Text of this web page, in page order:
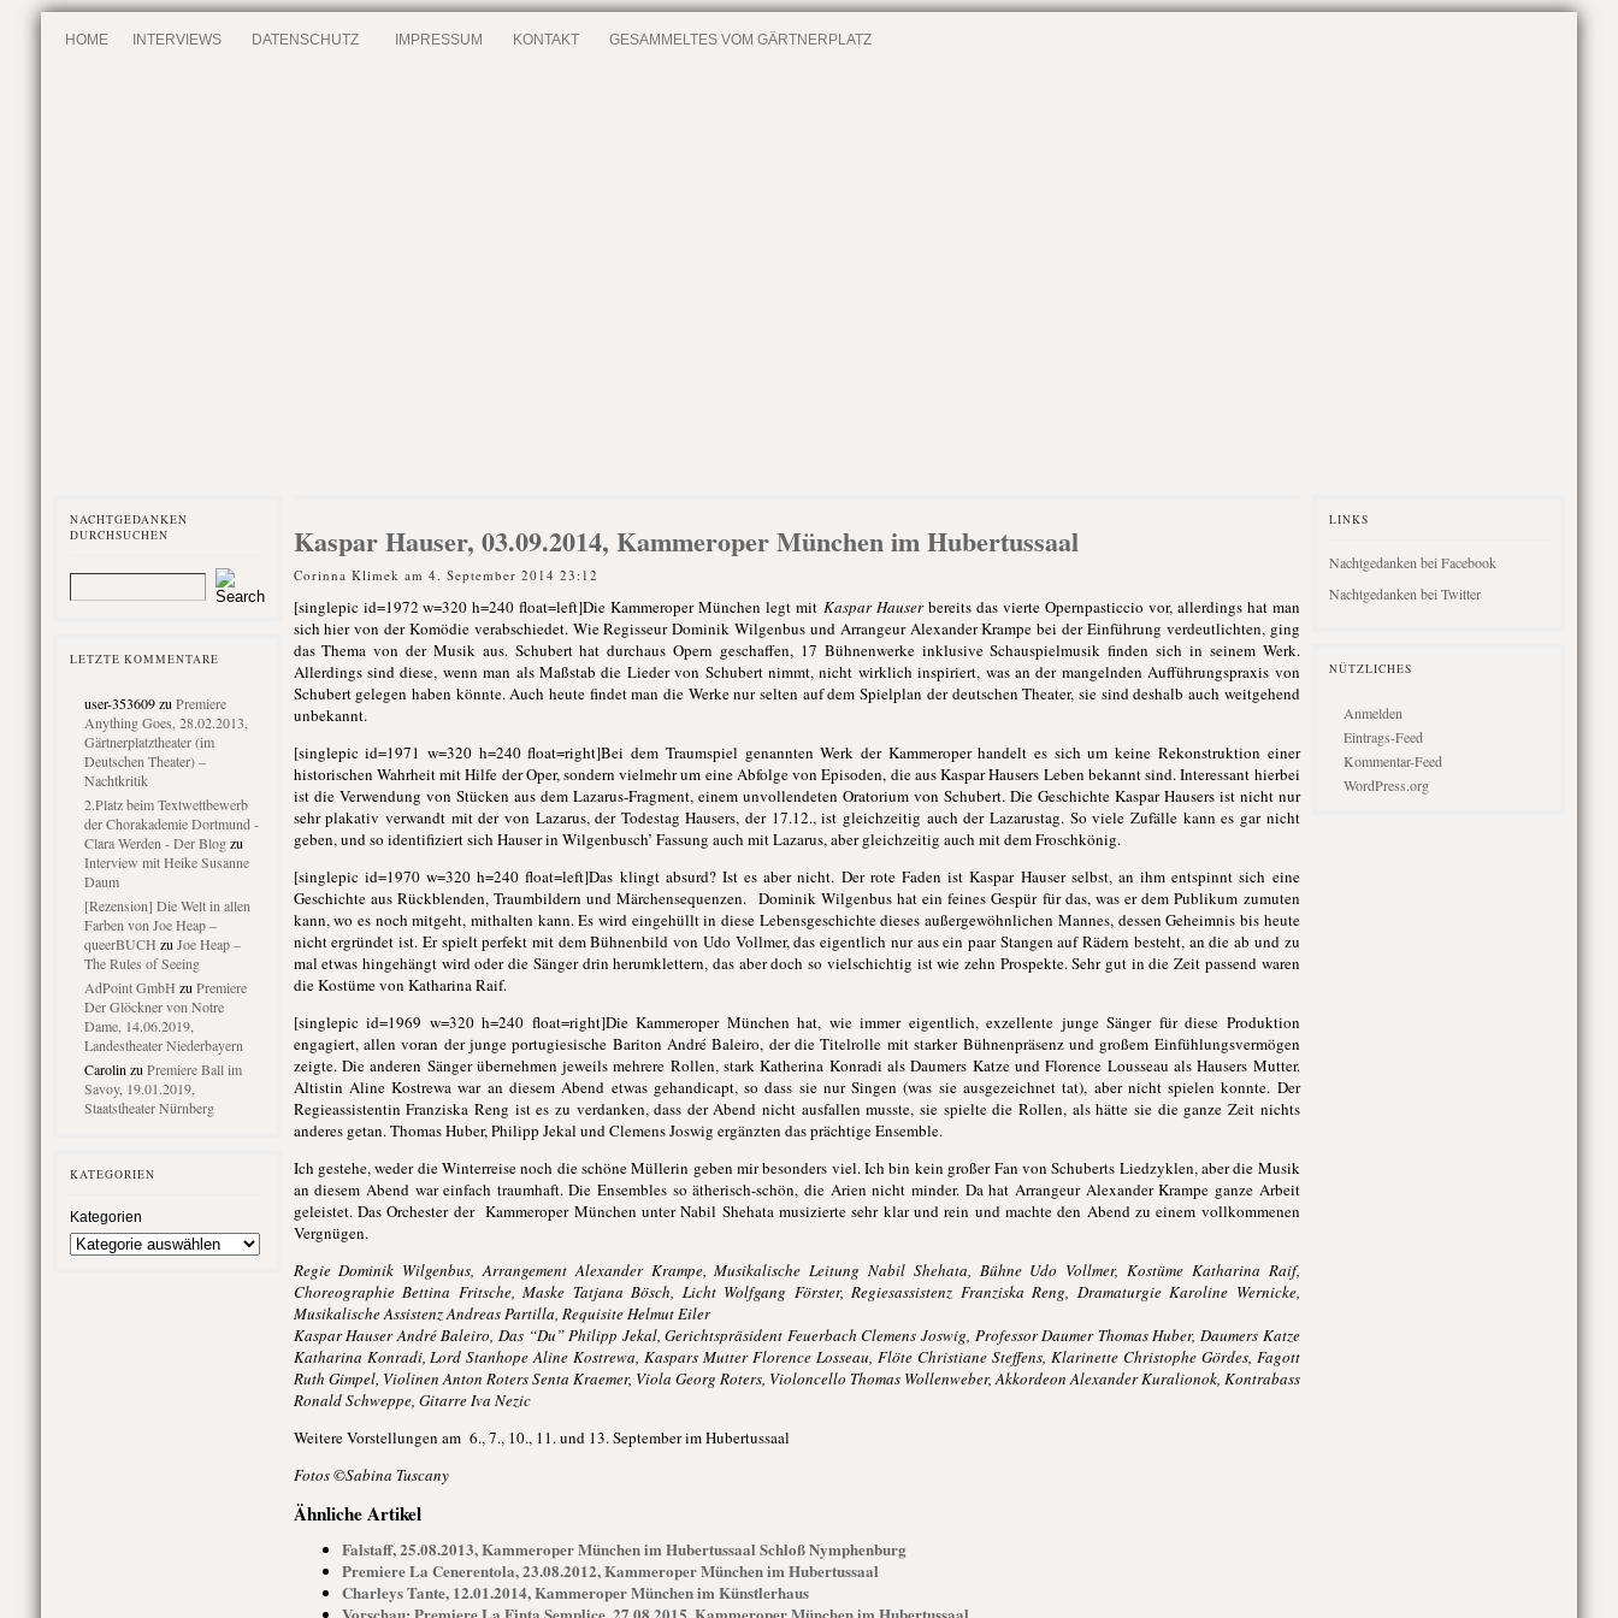
HOME INTERVIEWS DATENSCHUTZ IMPRESSUM KONTAKT GESAMMELTES VOM GÄRTNERPLATZ
NACHTGEDANKEN
DURCHSUCHEN
LETZTE KOMMENTARE
user-353609zu Premiere
Anything Goes, 28.02.2013,
Gärtnerplatztheater (im
Deutschen Theater) –
Nachtkritik
2.Platz beim Textwettbewerb
der Chorakademie Dortmund -
Clara Werden - Der Blogzu
Interview mit Heike Susanne
Daum
[Rezension] Die Welt in allen
Farben von Joe Heap –
queerBUCH zu Joe Heap –
The Rules of Seeing
AdPoint GmbH zu Premiere
Der Glöckner von Notre
Dame, 14.06.2019,
Landestheater Niederbayern
Carolin zu Premiere Ball im
Savoy, 19.01.2019,
Staatstheater Nürnberg
KATEGORIEN
Kategorien
Kaspar Hauser, 03.09.2014, Kammeroper München im Hubertussaal
Corinna Klimek am 4. September 2014 23:12
[singlepic id=1972 w=320 h=240 float=left]Die Kammeroper München legt mitKaspar Hauserbereits das vierte Opernpasticcio vor, allerdings hat man
sich hier von der Komödie verabschiedet. Wie Regisseur Dominik Wilgenbus und Arrangeur Alexander Krampe bei der Einführung verdeutlichten, ging
das Thema von der Musik aus. Schubert hat durchaus Opern geschaffen, 17 Bühnenwerke inklusive Schauspielmusik finden sich in seinem Werk.
Allerdings sind diese, wenn man als Maßstab die Lieder von Schubert nimmt, nicht wirklich inspiriert, was an der mangelnden Aufführungspraxis von
Schubert gelegen haben könnte. Auch heute findet man die Werke nur selten auf dem Spielplan der deutschen Theater, sie sind deshalb auch weitgehend
unbekannt.
[singlepic id=1971 w=320 h=240 float=right]Bei dem Traumspiel genannten Werk der Kammeroper handelt es sich um keine Rekonstruktion einer
historischen Wahrheit mit Hilfe der Oper, sondern vielmehr um eine Abfolge von Episoden, die aus Kaspar Hausers Leben bekannt sind. Interessant hierbei
ist die Verwendung von Stücken aus dem Lazarus-Fragment, einem unvollendeten Oratorium von Schubert. Die Geschichte Kaspar Hausers ist nicht nur
sehr plakativ verwandt mit der von Lazarus, der Todestag Hausers, der 17.12., ist gleichzeitig auch der Lazarustag. So viele Zufälle kann es gar nicht
geben, und so identifiziert sich Hauser in Wilgenbusch’ Fassung auch mit Lazarus, aber gleichzeitig auch mit dem Froschkönig.
[singlepic id=1970 w=320 h=240 float=left]Das klingt absurd? Ist es aber nicht. Der rote Faden ist Kaspar Hauser selbst, an ihm entspinnt sich eine
Geschichte aus Rückblenden, Traumbildern und Märchensequenzen. Dominik Wilgenbus hat ein feines Gespür für das, was er dem Publikum zumuten
kann, wo es noch mitgeht, mithalten kann. Es wird eingehüllt in diese Lebensgeschichte dieses außergewöhnlichen Mannes, dessen Geheimnis bis heute
nicht ergründet ist. Er spielt perfekt mit dem Bühnenbild von Udo Vollmer, das eigentlich nur aus ein paar Stangen auf Rädern besteht, an die ab und zu
mal etwas hingehängt wird oder die Sänger drin herumklettern, das aber doch so vielschichtig ist wie zehn Prospekte. Sehr gut in die Zeit passend waren
die Kostüme von Katharina Raif.
[singlepic id=1969 w=320 h=240 float=right]Die Kammeroper München hat, wie immer eigentlich, exzellente junge Sänger für diese Produktion
engagiert, allen voran der junge portugiesische Bariton André Baleiro, der die Titelrolle mit starker Bühnenpräsenz und großem Einfühlungsvermögen
zeigte. Die anderen Sänger übernehmen jeweils mehrere Rollen, stark Katherina Konradi als Daumers Katze und Florence Lousseau als Hausers Mutter.
Altistin Aline Kostrewa war an diesem Abend etwas gehandicapt, so dass sie nur Singen (was sie ausgezeichnet tat), aber nicht spielen konnte. Der
Regieassistentin Franziska Reng ist es zu verdanken, dass der Abend nicht ausfallen musste, sie spielte die Rollen, als hätte sie die ganze Zeit nichts
anderes getan. Thomas Huber, Philipp Jekal und Clemens Joswig ergänzten das prächtige Ensemble.
Ich gestehe, weder die Winterreise noch die schöne Müllerin geben mir besonders viel. Ich bin kein großer Fan von Schuberts Liedzyklen, aber die Musik
an diesem Abend war einfach traumhaft. Die Ensembles so ätherisch-schön, die Arien nicht minder. Da hat Arrangeur Alexander Krampe ganze Arbeit
geleistet. Das Orchester der Kammeroper München unter Nabil Shehata musizierte sehr klar und rein und machte den Abend zu einem vollkommenen
Vergnügen.
Regie Dominik Wilgenbus, Arrangement Alexander Krampe, Musikalische Leitung Nabil Shehata, Bühne Udo Vollmer, Kostüme Katharina Raif,
Choreographie Bettina Fritsche, Maske Tatjana Bösch, Licht Wolfgang Förster, Regiesassistenz Franziska Reng, Dramaturgie Karoline Wernicke,
Musikalische Assistenz Andreas Partilla, Requisite Helmut Eiler
Kaspar Hauser André Baleiro, Das “Du” Philipp Jekal, Gerichtspräsident Feuerbach Clemens Joswig, Professor Daumer Thomas Huber, Daumers Katze
Katharina Konradi, Lord Stanhope Aline Kostrewa, Kaspars Mutter Florence Losseau, Flöte Christiane Steffens, Klarinette Christophe Gördes, Fagott
Ruth Gimpel, Violinen Anton Roters Senta Kraemer, Viola Georg Roters, Violoncello Thomas Wollenweber, Akkordeon Alexander Kuralionok, Kontrabass
Ronald Schweppe, Gitarre Iva Nezic
Weitere Vorstellungen am 6., 7., 10., 11. und 13. September im Hubertussaal
Fotos ©Sabina Tuscany
Ähnliche Artikel
Falstaff, 25.08.2013, Kammeroper München im Hubertussaal Schloß Nymphenburg
Premiere La Cenerentola, 23.08.2012, Kammeroper München im Hubertussaal
Charleys Tante, 12.01.2014, Kammeroper München im Künstlerhaus
LINKS
Nachtgedanken bei Facebook
Nachtgedanken bei Twitter
NÜTZLICHES
Anmelden
Eintrags-Feed
Kommentar-Feed
WordPress.org